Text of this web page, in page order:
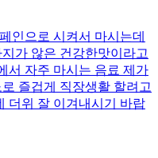
인으로 시켜서 마시는데
가 않은 건강한맛이라고
서 자주 마시는 음료 제가
즐겁게 직장생활 할려고
더위 잘 이겨내시기 바랍